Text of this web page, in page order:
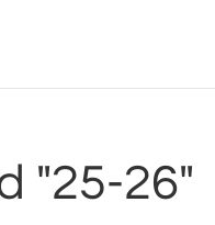
"25-26"